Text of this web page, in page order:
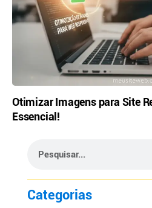
Otimizar Imagens para Site
Essencial!
Categorias